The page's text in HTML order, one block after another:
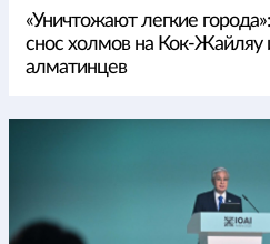
«Уничтожают легкие
снос холмов на Кок-Жайляу
алматинцев